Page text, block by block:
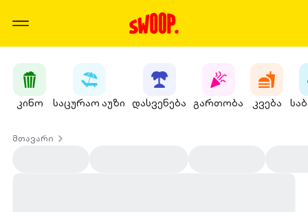
კინო საცურაო აუზი დასვენება გართობა კვება
მთავარი